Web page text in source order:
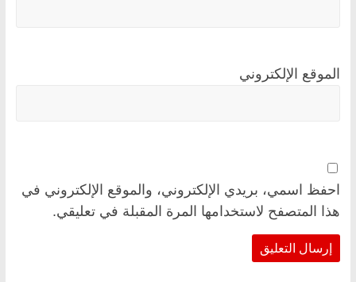
الموقع الإلكتروني
احفظ اسمي، بريدي الإلكتروني، والموقع الإلكتروني في
هذا المتصفح لاستخدامها المرة المقبلة في تعليقي.